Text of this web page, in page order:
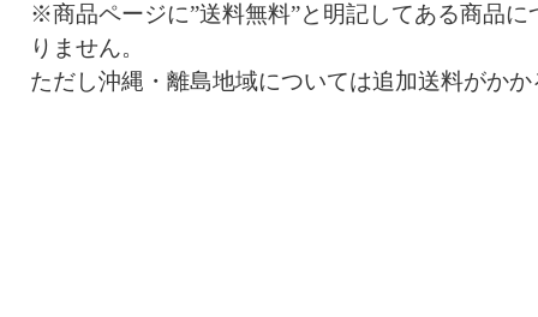
※商品ページに”送料無料”と明記してある商品
りません。
ただし沖縄・離島地域については追加送料がか